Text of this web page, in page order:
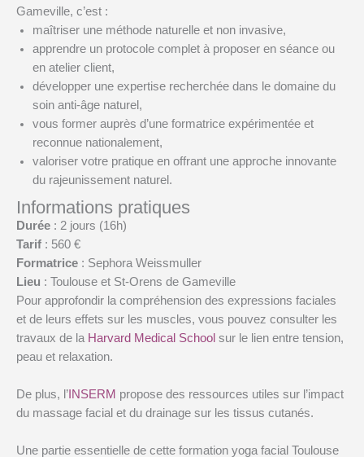
Gameville, c’est :
maîtriser une méthode naturelle et non invasive,
apprendre un protocole complet à proposer en séance ou
en atelier client,
développer une expertise recherchée dans le domaine du
soin anti-âge naturel,
vous former auprès d’une formatrice expérimentée et
reconnue nationalement,
valoriser votre pratique en offrant une approche innovante
du rajeunissement naturel.
Informations pratiques
Durée : 2 jours (16h)
Tarif : 560 €
Formatrice : Sephora Weissmuller
Lieu : Toulouse et St-Orens de Gameville
Pour approfondir la compréhension des expressions faciales
et de leurs effets sur les muscles, vous pouvez consulter les
travaux de la Harvard Medical School sur le lien entre tension,
peau et relaxation.
De plus, l’ INSERM propose des ressources utiles sur l’impact
du massage facial et du drainage sur les tissus cutanés.
Une partie essentielle de cette formation yoga facial Toulouse